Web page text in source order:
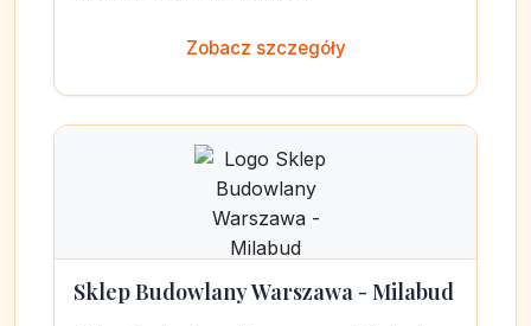
Zobacz szczegóły
Sklep Budowlany Warszawa - Milabud